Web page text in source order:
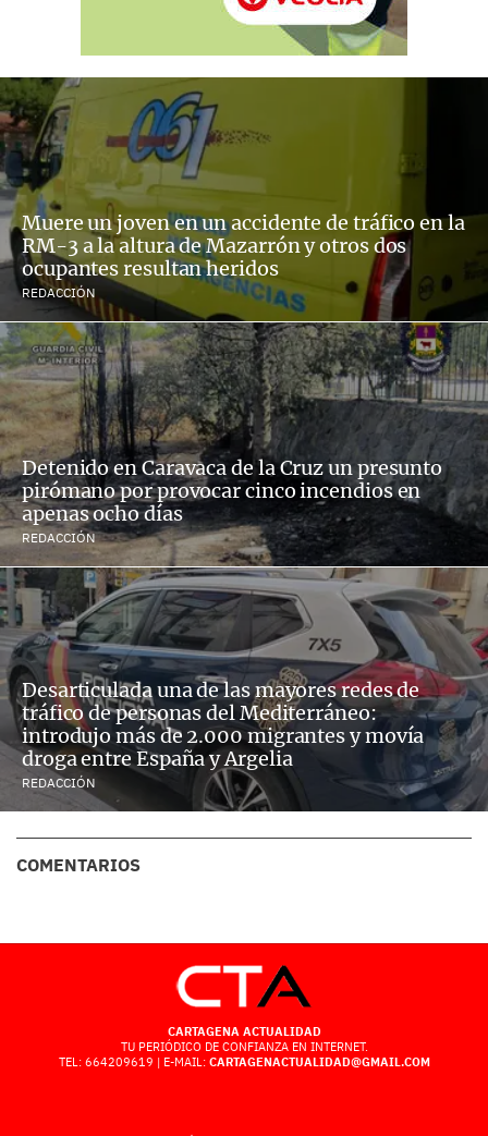
Muere un joven en un accidente de tráfico en la
RM-3 a la altura de Mazarrón y otros dos
ocupantes resultan heridos
REDACCIÓN
Detenido en Caravaca de la Cruz un presunto
pirómano por provocar cinco incendios en
apenas ocho días
REDACCIÓN
Desarticulada una de las mayores redes de
tráfico de personas del Mediterráneo:
introdujo más de 2.000 migrantes y movía
droga entre España y Argelia
REDACCIÓN
COMENTARIOS
CARTAGENA ACTUALIDAD
TU PERIÓDICO DE CONFIANZA EN INTERNET.
TEL: 664209619 | E-MAIL: CARTAGENACTUALIDAD@GMAIL.COM